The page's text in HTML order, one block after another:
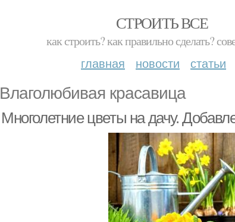
СТРОИТЬ ВСЕ
как строить? как правильно сделать?
главная новости статьи
Влаголюбивая красавица
Многолетние цветы на дачу.